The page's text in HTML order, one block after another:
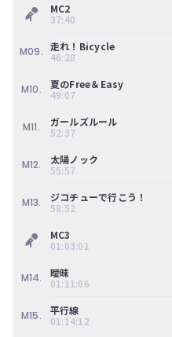
MC2
37:40
M09. 走れ！Bicycle
46:28
M10.
夏のFree＆Easy
49:07
M11.
ガールズルール
52:37
M12.
太陽ノック
55:57
M13.
ジコチューで行こう！
58:52
MC3
01:03:01
M14.
曖昧
01:11:06
M15.
平行線
01:14:12